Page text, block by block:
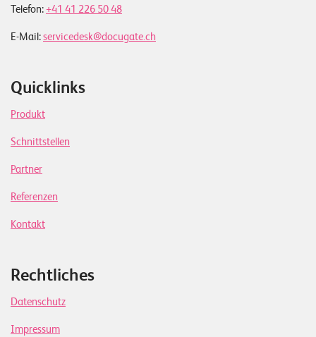
Telefon: +41 41 226 50 48
E-Mail:servicedesk@docugate.ch
Quicklinks
Produkt
Schnittstellen
Partner
Referenzen
Kontakt
Rechtliches
Datenschutz
Impressum